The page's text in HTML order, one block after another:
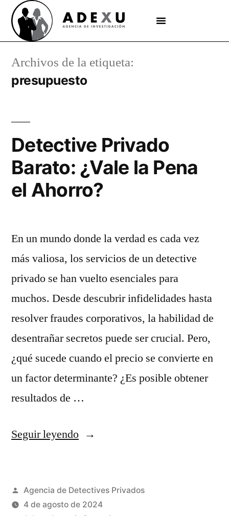
Archivos de la etiqueta:
presupuesto
Detective Privado
Barato: ¿Vale la Pena
el Ahorro?
En un mundo donde la verdad es cada vez
más valiosa, los servicios de un detective
privado se han vuelto esenciales para
muchos. Desde descubrir infidelidades hasta
resolver fraudes corporativos, la habilidad de
desentrañar secretos puede ser crucial. Pero,
¿qué sucede cuando el precio se convierte en
un factor determinante? ¿Es posible obtener
resultados de …
Seguir leyendo
Agencia de Detectives Privados
4 de agosto de 2024